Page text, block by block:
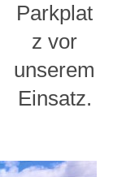
Parkplat
z vor
unserem
Einsatz.